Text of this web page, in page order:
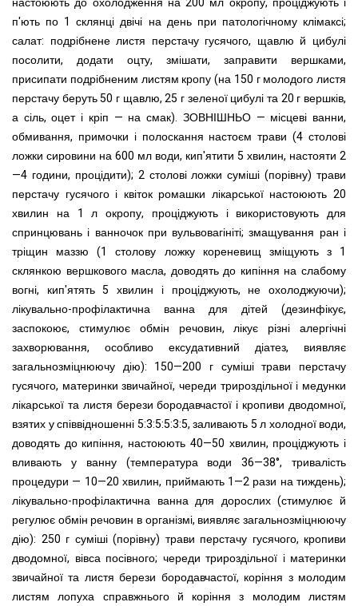
п'ють по 1 склянці двічі на день при патологічному клімаксі;
салат: подрібнене листя перстачу гусячого, щавлю й цибулі
посолити, додати оцту, змішати, заправити вершками,
присипати подрібненим листям кропу (на 150 г молодого листя
перстачу беруть 50 г щавлю, 25 г зеленої цибулі та 20 г вершків,
а сіль, оцет і кріп — на смак). ЗОВНІШНЬО — місцеві ванни,
обмивання, примочки і полоскання настоєм трави (4 столові
ложки сировини на 600 мл води, кип'ятити 5 хвилин, настояти 2
—4 години, процідити); 2 столові ложки суміші (порівну) трави
перстачу гусячого і квіток ромашки лікарської настоюють 20
хвилин на 1 л окропу, проціджують і використовують для
спринцювань і ванночок при вульвовагініті; змащування ран і
тріщин маззю (1 столову ложку кореневищ зміщують з 1
склянкою вершкового масла, доводять до кипіння на слабому
вогні, кип'ятять 5 хвилин і проціджують, не охолоджуючи);
лікувально-профілактична ванна для дітей (дезинфікує,
заспокоює, стимулює обмін речовин, лікує різні алергічні
захворювання, особливо ексудативний діатез, виявляє
загальнозміцнюючу дію): 150—200 г суміші трави перстачу
гусячого, материнки звичайної, череди трироздільної і медунки
лікарської та листя берези бородавчастої і кропиви дводомної,
взятих у співвідношенні 5:3:5:5:3:5, заливають 5 л холодної води,
доводять до кипіння, настоюють 40—50 хвилин, проціджують і
вливають у ванну (температура води 36—38°, тривалість
процедури — 10—20 хвилин, приймають 1—2 рази на тиждень);
лікувально-профілактична ванна для дорослих (стимулює й
регулює обмін речовин в організмі, виявляє загальнозміцнюючу
дію): 250 г суміші (порівну) трави перстачу гусячого, кропиви
дводомної, вівса посівного; череди трироздільної і материнки
звичайної та листя берези бородавчастої, коріння з молодим
листям лопуха справжнього й коріння з молодим листям